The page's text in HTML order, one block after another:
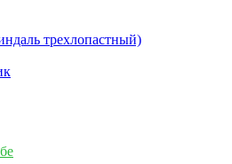
трехлопастный)